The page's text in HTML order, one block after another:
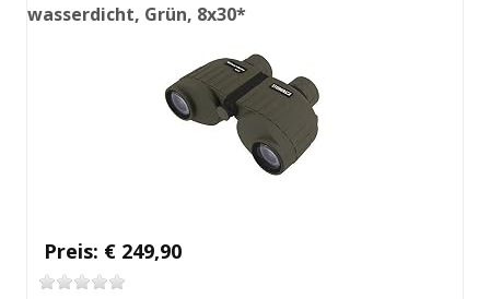
wasserdicht, Grün, 8x30*
Preis: € 249,90